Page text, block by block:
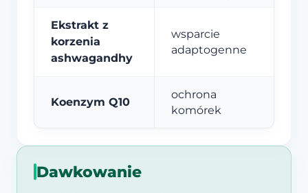
Ekstrakt z
korzenia
ashwagandhy
wsparcie
adaptogenne
Koenzym Q10
ochrona
komórek
Dawkowanie